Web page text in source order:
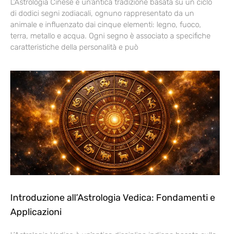
L’Astrologia Cinese è un’antica tradizione basata su un ciclo
di dodici segni zodiacali, ognuno rappresentato da un
animale e influenzato dai cinque elementi: legno, fuoco,
terra, metallo e acqua. Ogni segno è associato a specifiche
caratteristiche della personalità e può
Introduzione all’Astrologia Vedica: Fondamenti e
Applicazioni